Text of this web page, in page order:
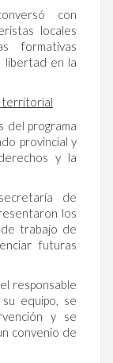
con
locales
formativas
libertad en la
territorial
del programa
provincial y
y la
de
los
de trabajo de
futuras
responsable
equipo, se
y se
convenio de